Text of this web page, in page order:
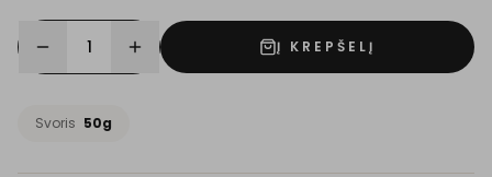
1 Į KREPŠELĮ
Svoris 50g